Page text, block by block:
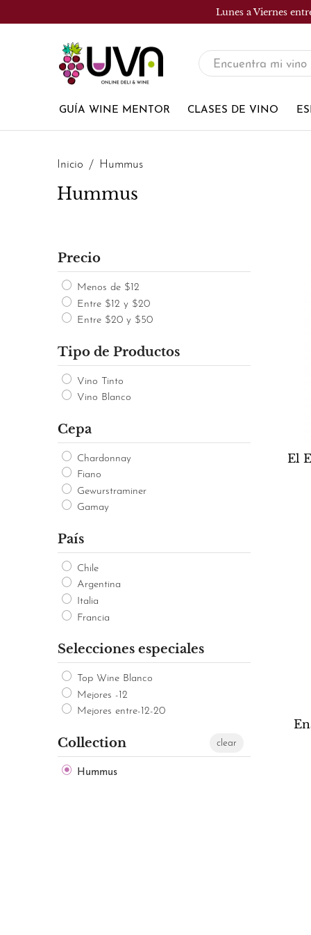
Lunes a Viernes
UVA
Tienda
de
vinos
GUÍA WINE MENTOR CLASES DE VINO
Inicio Hummus
Hummus
Precio
Menos de $12
Entre $12 y $20
Entre $20 y $50
Tipo de Productos
Vino Tinto
Vino Blanco
Cepa
Chardonnay
Fiano
Gewurstraminer
Gamay
País
Chile
Argentina
Italia
Francia
Selecciones especiales
Top Wine Blanco
Mejores -12
Mejores entre-12-20
Collection
Hummus
clear
El